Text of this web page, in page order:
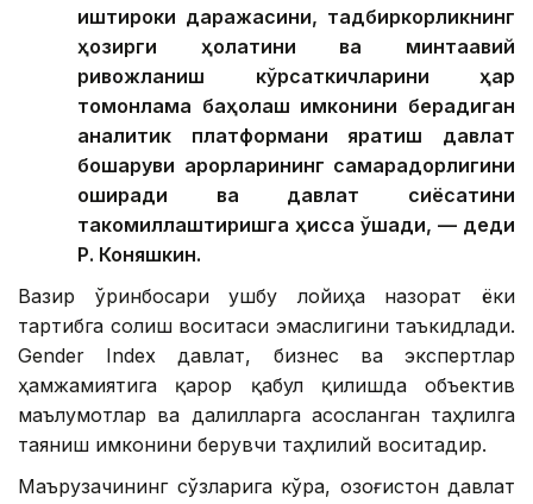
иштироки даражасини, тадбиркорликнинг
ҳозирги ҳолатини ва минтақавий
ривожланиш кўрсаткичларини ҳар
томонлама баҳолаш имконини берадиган
аналитик платформани яратиш давлат
бошқаруви қарорларининг самарадорлигини
оширади ва давлат сиёсатини
такомиллаштиришга ҳисса қўшади, — деди
Р. Коняшкин.
Вазир ўринбосари ушбу лойиҳа назорат ёки
тартибга солиш воситаси эмаслигини таъкидлади.
Gender Index давлат, бизнес ва экспертлар
ҳамжамиятига қарор қабул қилишда объектив
маълумотлар ва далилларга асосланган таҳлилга
таяниш имконини берувчи таҳлилий воситадир.
Маърузачининг сўзларига кўра, Қозоғистон давлат